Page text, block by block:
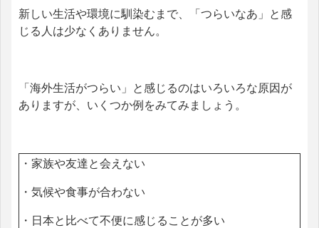
新しい生活や環境に馴染むまで、「つらいなあ」と感
じる人は少なくありません。
「海外生活がつらい」と感じるのはいろいろな原因が
ありますが、いくつか例をみてみましょう。
・家族や友達と会えない
・気候や食事が合わない
・日本と比べて不便に感じることが多い